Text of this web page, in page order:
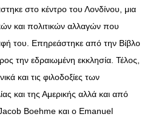
στο κέντρο του Λονδίνου, μια
και πολιτικών αλλαγών που
του. Επηρεάστηκε από την Βίβλο
την εδραιωμένη εκκλησία. Τέλος,
και τις φιλοδοξίες των
και της Αμερικής αλλά και από
Boehme και ο Emanuel